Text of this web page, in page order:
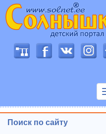
Поиск по сайту